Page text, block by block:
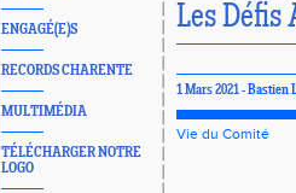
ENGAGÉ(E)S
RECORDS CHARENTE
MULTIMÉDIA
TÉLÉCHARGER NOTRE
LOGO
Les Défis
1 Mars 2021 -Bastien
Vie du Comité